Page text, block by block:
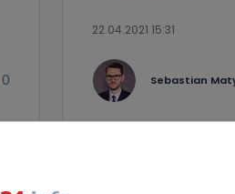
0
22.04.2021 15:31
Sebastian